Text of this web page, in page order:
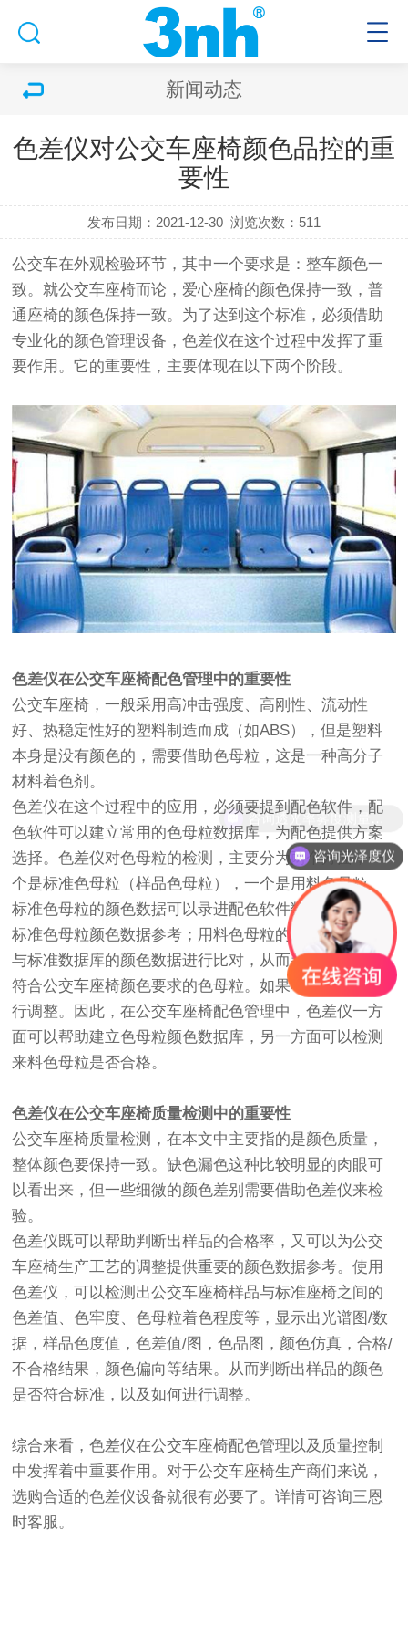
新闻动态
色差仪对公交车座椅颜色品控的重
要性
发布日期：2021-12-30 浏览次数：511
公交车在外观检验环节，其中一个要求是：整车颜色一
致。就公交车座椅而论，爱心座椅的颜色保持一致，普
通座椅的颜色保持一致。为了达到这个标准，必须借助
专业化的颜色管理设备，色差仪在这个过程中发挥了重
要作用。它的重要性，主要体现在以下两个阶段。
色差仪在公交车座椅配色管理中的重要性
公交车座椅，一般采用高冲击强度、高刚性、流动性
好、热稳定性好的塑料制造而成（如ABS），但是塑料
本身是没有颜色的，需要借助色母粒，这是一种高分子
材料着色剂。
色差仪在这个过程中的应用，必须要提到配色软件，配
色软件可以建立常用的色母粒数据库，为配色提供方案
选择。色差仪对色母粒的检测，主要分为两个方面，一
个是标准色母粒（样品色母粒），一个是用料色母粒。
标准色母粒的颜色数据可以录进配色软件数据库，作为
标准色母粒颜色数据参考；用料色母粒的颜色数据可以
与标准数据库的颜色数据进行比对，从而判断出是不是
符合公交车座椅颜色要求的色母粒。如果不是，需要进
行调整。因此，在公交车座椅配色管理中，色差仪一方
面可以帮助建立色母粒颜色数据库，另一方面可以检测
来料色母粒是否合格。
色差仪在公交车座椅质量检测中的重要性
公交车座椅质量检测，在本文中主要指的是颜色质量，
整体颜色要保持一致。缺色漏色这种比较明显的肉眼可
以看出来，但一些细微的颜色差别需要借助色差仪来检
验。
色差仪既可以帮助判断出样品的合格率，又可以为公交
车座椅生产工艺的调整提供重要的颜色数据参考。使用
色差仪，可以检测出公交车座椅样品与标准座椅之间的
色差值、色牢度、色母粒着色程度等，显示出光谱图/数
据，样品色度值，色差值/图，色品图，颜色仿真，合格/
不合格结果，颜色偏向等结果。从而判断出样品的颜色
是否符合标准，以及如何进行调整。
综合来看，色差仪在公交车座椅配色管理以及质量控制
中发挥着中重要作用。对于公交车座椅生产商们来说，
选购合适的色差仪设备就很有必要了。详情可咨询三恩
时客服。
咨询透光率雾度测量仪器
咨询光泽度仪